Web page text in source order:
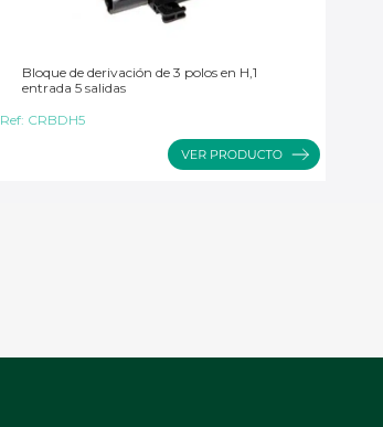
Bloque de derivación de 3 polos en H,1
entrada 5 salidas
Ref: CRBDH5